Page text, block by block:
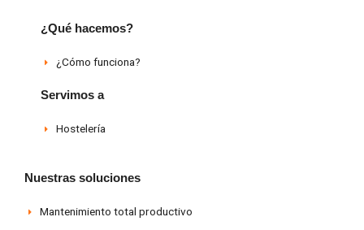
d
i
¿Qué hacemos?
¿Cómo funciona?
Servimos a
Hostelería
Nuestras soluciones
Mantenimiento total productivo